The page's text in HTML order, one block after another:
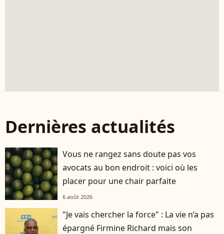
Dernières actualités
Vous ne rangez sans doute pas vos
avocats au bon endroit : voici où les
placer pour une chair parfaite
6 août 2026
"Je vais chercher la force" : La vie n’a pas
épargné Firmine Richard mais son